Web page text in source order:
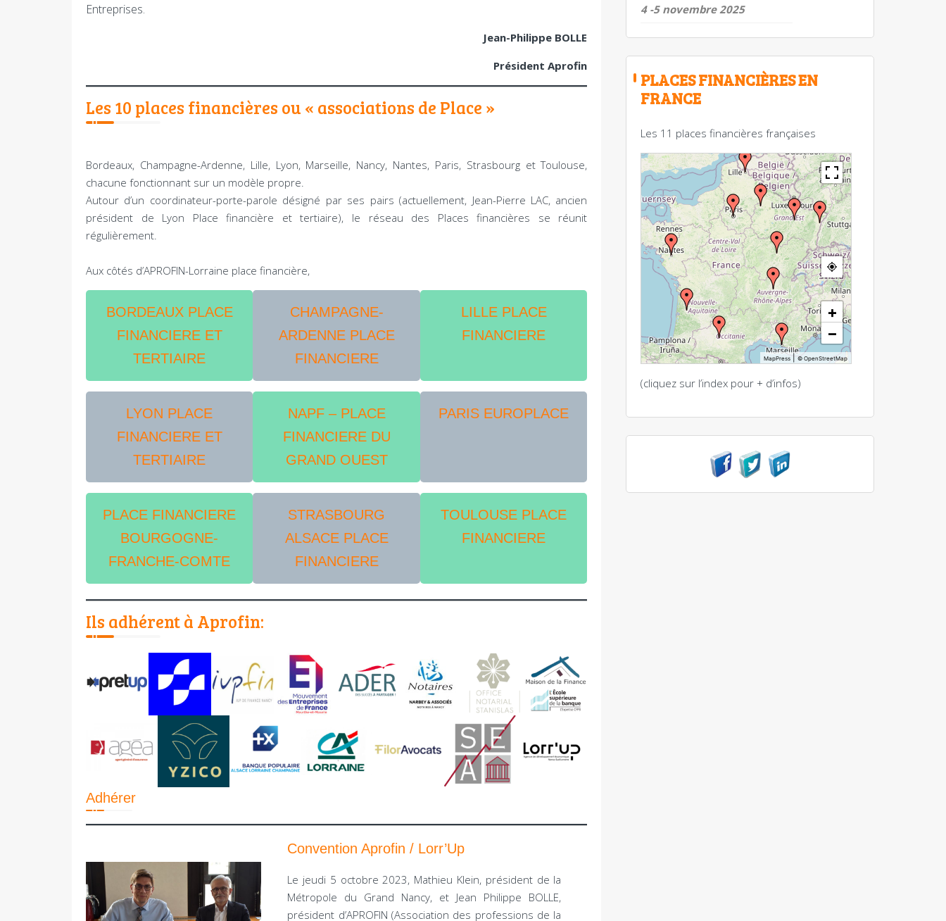
Entreprises.
Jean-Philippe BOLLE
Président Aprofin
Les 10 places financières ou « associations de Place »
Bordeaux, Champagne-Ardenne, Lille, Lyon, Marseille, Nancy, Nantes, Paris, Strasbourg et Toulouse,
chacune fonctionnant sur un modèle propre.
Autour d’un coordinateur-porte-parole désigné par ses pairs (actuellement, Jean-Pierre LAC, ancien
président de Lyon Place financière et tertiaire), le réseau des Places financières se réunit
régulièrement.
Aux côtés d’APROFIN-Lorraine place financière,
BORDEAUX PLACE
FINANCIERE ET
TERTIAIRE
CHAMPAGNE-
ARDENNE PLACE
FINANCIERE
LILLE PLACE
FINANCIERE
LYON PLACE
FINANCIERE ET
TERTIAIRE
NAPF – PLACE
FINANCIERE DU
GRAND OUEST
PARIS EUROPLACE
PLACE FINANCIERE
BOURGOGNE-
FRANCHE-COMTE
STRASBOURG
ALSACE PLACE
FINANCIERE
TOULOUSE PLACE
FINANCIERE
Ils adhérent à Aprofin:
Adhérer
Convention Aprofin / Lorr’Up
Le jeudi 5 octobre 2023, Mathieu Klein, président de la
Métropole du Grand Nancy, et Jean Philippe BOLLE,
président d’APROFIN (Association des professions de la
4 -5 novembre 2025
PLACES FINANCIÈRES EN
FRANCE
Les 11 places financières françaises
+
−
MapPress| © OpenStreetMap
(cliquez sur l’index pour + d’infos)